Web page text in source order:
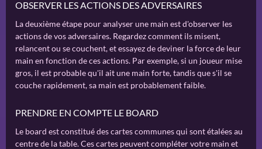
OBSERVER LES ACTIONS DES ADVERSAIRES
La deuxième étape pour analyser une main est d'observer les
actions de vos adversaires. Regardez comment ils misent,
relancent ou se couchent, et essayez de deviner la force de leur
main en fonction de ces actions. Par exemple, si un joueur mise
gros, il est probable qu'il ait une main forte, tandis que s'il se
couche rapidement, sa main est probablement faible.
PRENDRE EN COMPTE LE BOARD
Le board est constitué des cartes communes qui sont étalées au
centre de la table. Ces cartes peuvent compléter votre main et